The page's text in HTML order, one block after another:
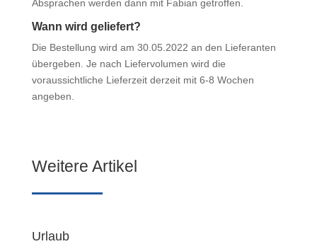
Absprachen werden dann mit Fabian getroffen.
Wann wird geliefert?
Die Bestellung wird am 30.05.2022 an den Lieferanten
übergeben. Je nach Liefervolumen wird die
voraussichtliche Lieferzeit derzeit mit 6-8 Wochen
angeben.
Weitere Artikel
Urlaub